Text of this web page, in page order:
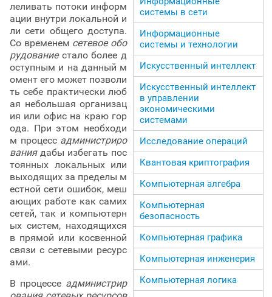
леливать потоки информ
ации внутри локальной и
ли сети общего доступа.
Со временем сетевое обо
рудованиестало более д
оступным и на данный м
омент его может позволи
ть себе практически люб
ая небольшая организац
ия или офис на краю гор
ода. При этом необходи
м процесс администриро
вания дабы избегать пос
тоянных локальных или
выходящих за пределы м
естной сети ошибок, меш
ающих работе как самих
сетей, так и компьютерн
ых систем, находящихся
в прямой или косвенной
связи с сетевыми ресурс
ами.
В процессе администрир
системы в сети
Информационные
системы и технологии
Искусственный интеллект
Искусственный интеллект
в управлении
экономическими
системами
Исследование операций
Квантовая криптография
Компьютерная алгебра
Компьютерная
безопасность
Компьютерная графика
Компьютерная инженерия
Компьютерная логика